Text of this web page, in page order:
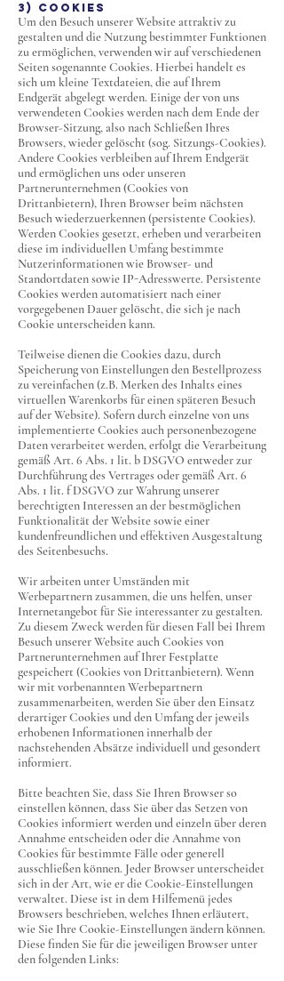
3) COOKIES
Um den Besuch unserer Website attraktiv zu
gestalten und die Nutzung bestimmter Funktionen
zu ermöglichen, verwenden wir auf verschiedenen
Seiten sogenannte Cookies. Hierbei handelt es
sich um kleine Textdateien, die auf Ihrem
Endgerät abgelegt werden. Einige der von uns
verwendeten Cookies werden nach dem Ende der
Browser-Sitzung, also nach Schließen Ihres
Browsers, wieder gelöscht (sog. Sitzungs-Cookies).
Andere Cookies verbleiben auf Ihrem Endgerät
und ermöglichen uns oder unseren
Partnerunternehmen (Cookies von
Drittanbietern), Ihren Browser beim nächsten
Besuch wiederzuerkennen (persistente Cookies).
Werden Cookies gesetzt, erheben und verarbeiten
diese im individuellen Umfang bestimmte
Nutzerinformationen wie Browser- und
Standortdaten sowie IP-Adresswerte. Persistente
Cookies werden automatisiert nach einer
vorgegebenen Dauer gelöscht, die sich je nach
Cookie unterscheiden kann.
Teilweise dienen die Cookies dazu, durch
Speicherung von Einstellungen den Bestellprozess
zu vereinfachen (z.B. Merken des Inhalts eines
virtuellen Warenkorbs für einen späteren Besuch
auf der Website). Sofern durch einzelne von uns
implementierte Cookies auch personenbezogene
Daten verarbeitet werden, erfolgt die Verarbeitung
gemäß Art. 6 Abs. 1 lit. b DSGVO entweder zur
Durchführung des Vertrages oder gemäß Art. 6
Abs. 1 lit. f DSGVO zur Wahrung unserer
berechtigten Interessen an der bestmöglichen
Funktionalität der Website sowie einer
kundenfreundlichen und effektiven Ausgestaltung
des Seitenbesuchs.
Wir arbeiten unter Umständen mit
Werbepartnern zusammen, die uns helfen, unser
Internetangebot für Sie interessanter zu gestalten.
Zu diesem Zweck werden für diesen Fall bei Ihrem
Besuch unserer Website auch Cookies von
Partnerunternehmen auf Ihrer Festplatte
gespeichert (Cookies von Drittanbietern). Wenn
wir mit vorbenannten Werbepartnern
zusammenarbeiten, werden Sie über den Einsatz
derartiger Cookies und den Umfang der jeweils
erhobenen Informationen innerhalb der
nachstehenden Absätze individuell und gesondert
informiert.
Bitte beachten Sie, dass Sie Ihren Browser so
einstellen können, dass Sie über das Setzen von
Cookies informiert werden und einzeln über deren
Annahme entscheiden oder die Annahme von
Cookies für bestimmte Fälle oder generell
ausschließen können. Jeder Browser unterscheidet
sich in der Art, wie er die Cookie-Einstellungen
verwaltet. Diese ist in dem Hilfemenü jedes
Browsers beschrieben, welches Ihnen erläutert,
wie Sie Ihre Cookie-Einstellungen ändern können.
Diese finden Sie für die jeweiligen Browser unter
den folgenden Links: